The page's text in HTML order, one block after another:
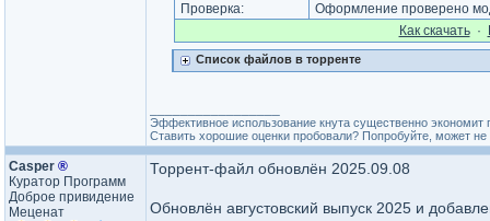
Проверка:
Оформление проверено
Как cкачать·
Список файлов в торренте
Эффективное использование кнута существенно экономит
Ставить хорошие оценки пробовали? Попробуйте, может
Casper ®
Куратор Программ
Доброе привидение
Меценат
Торрент-файл обновлён 2025.09.08
Обновлён августовский выпуск 2025 и